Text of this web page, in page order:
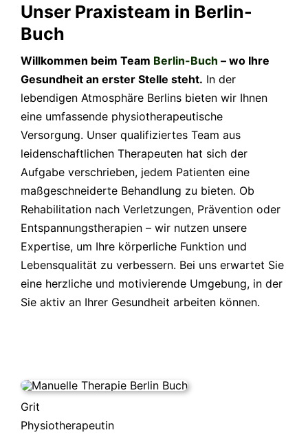
Unser Praxisteam in Berlin-
Buch
Willkommen beim Team Berlin-Buch – wo Ihre
Gesundheit an erster Stelle steht. In der
lebendigen Atmosphäre Berlins bieten wir Ihnen
eine umfassende physiotherapeutische
Versorgung. Unser qualifiziertes Team aus
leidenschaftlichen Therapeuten hat sich der
Aufgabe verschrieben, jedem Patienten eine
maßgeschneiderte Behandlung zu bieten. Ob
Rehabilitation nach Verletzungen, Prävention oder
Entspannungstherapien – wir nutzen unsere
Expertise, um Ihre körperliche Funktion und
Lebensqualität zu verbessern. Bei uns erwartet Sie
eine herzliche und motivierende Umgebung, in der
Sie aktiv an Ihrer Gesundheit arbeiten können.
Grit
Physiotherapeutin